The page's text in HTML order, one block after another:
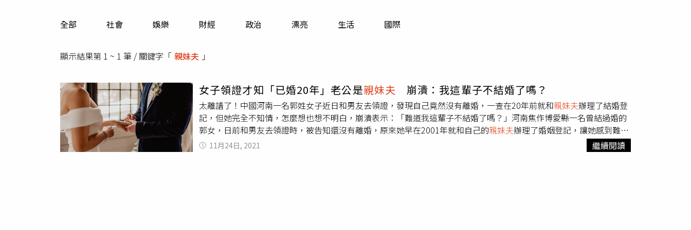
運勢
全部 社會 娛樂 財經 政治 漂亮 生活 國際
顯示結果第 1 ~ 1 筆 / 關鍵字「 親妹夫 」
女子領證才知「已婚20年」老公是親妹夫 崩潰：我這輩子不結婚了嗎？
太離譜了！中國河南一名郭姓女子近日和男友去領證，發現自己竟然沒有離婚，一查在20年前就和親妹夫辦理了結婚登
記，但她完全不知情，怎麼想也想不明白，崩潰表示：「難道我這輩子不結婚了嗎？」河南焦作博愛縣一名曾結過婚的
郭女，日前和男友去領證時，被告知還沒有離婚，原來她早在2001年就和自己的親妹夫辦理了婚姻登記，讓她感到難以
置信，「2001年怎麼和妹夫結的婚？為什麼2004年自己頭一次結婚時還能辦理？」更離奇的是，郭女的親妹妹和妹夫在
結婚。（圖／翻攝自微博）那
11月24日, 2021 繼續閱讀